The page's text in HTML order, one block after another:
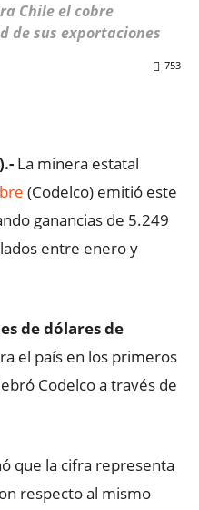
Chile el cobre
de sus exportaciones
753
La minera estatal
(Codelco) emitió este
ganancias de 5.249
entre enero y
de dólares de
el país en los primeros
Codelco a través de
que la cifra representa
respecto al mismo